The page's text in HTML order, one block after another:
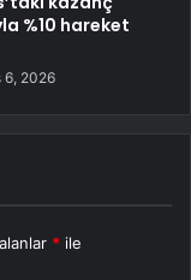
%10 hareket
6, 2026
* ile